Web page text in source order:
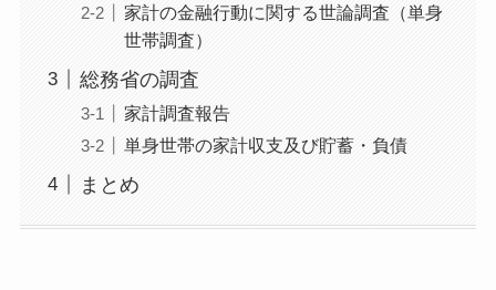
家計の金融行動に関する世論調査（単身
世帯調査）
総務省の調査
家計調査報告
単身世帯の家計収支及び貯蓄・負債
まとめ